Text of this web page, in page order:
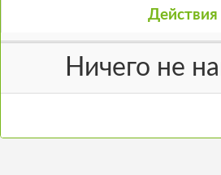
Действия
Ничего не